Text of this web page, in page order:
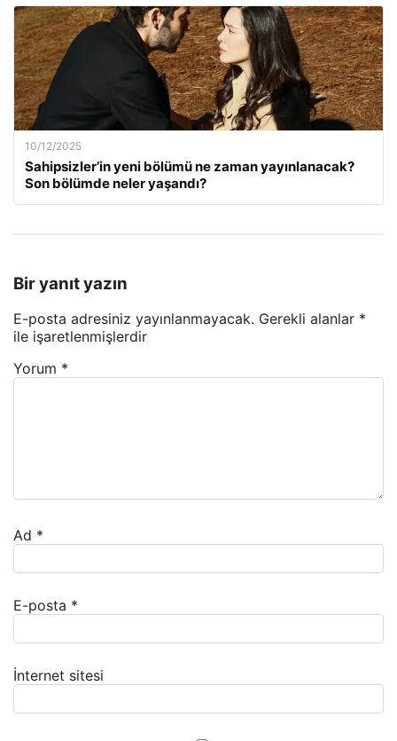
10/12/2025
Sahipsizler’in yeni bölümü ne zaman yayınlanacak?
Son bölümde neler yaşandı?
Bir yanıt yazın
E-posta adresiniz yayınlanmayacak. Gerekli alanlar *
ile işaretlenmişlerdir
Yorum *
Ad *
E-posta *
İnternet sitesi